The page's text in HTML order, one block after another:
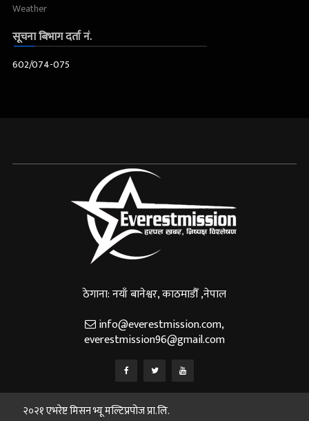
Weather
सूचना बिभाग दर्ता नं.
602/074-075
ठेगाना: नयाँ बानेश्वर, काठमाडौँ ,नेपाल
info@everestmission.com,
everestmission96@gmail.com
२०२१ एभरेष्ट मिसन भ्यू मल्टिप्रपोज प्रा.लि.